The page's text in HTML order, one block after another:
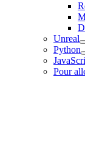
Unreal
Python
Pour